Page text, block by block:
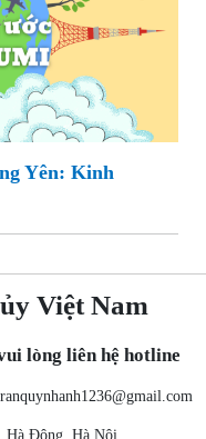
Yên: Kinh
Việt Nam
lòng liên hệ hotline
Hà Đông, Hà Nội